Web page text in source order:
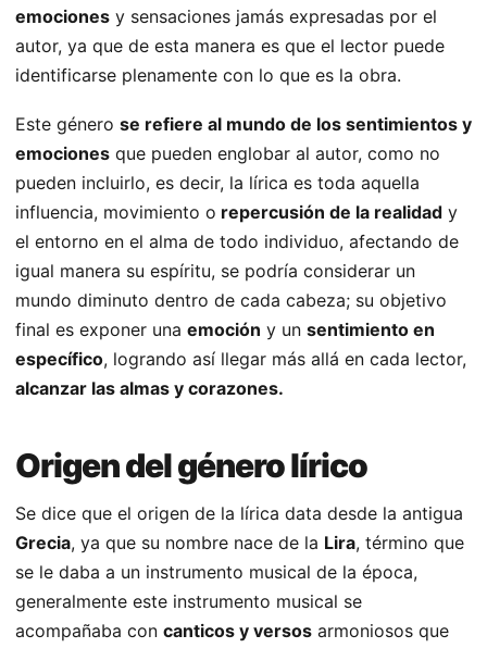
emociones y sensaciones jamás expresadas por el
autor, ya que de esta manera es que el lector puede
identificarse plenamente con lo que es la obra.
Este género se refiere al mundo de los sentimientos y
emociones que pueden englobar al autor, como no
pueden incluirlo, es decir, la lírica es toda aquella
influencia, movimiento o repercusión de la realidad y
el entorno en el alma de todo individuo, afectando de
igual manera su espíritu, se podría considerar un
mundo diminuto dentro de cada cabeza; su objetivo
final es exponer una emoción y un sentimiento en
específico, logrando así llegar más allá en cada lector,
alcanzar las almas y corazones.
Origen del género lírico
Se dice que el origen de la lírica data desde la antigua
Grecia, ya que su nombre nace de la Lira, término que
se le daba a un instrumento musical de la época,
generalmente este instrumento musical se
acompañaba con canticos y versos armoniosos que